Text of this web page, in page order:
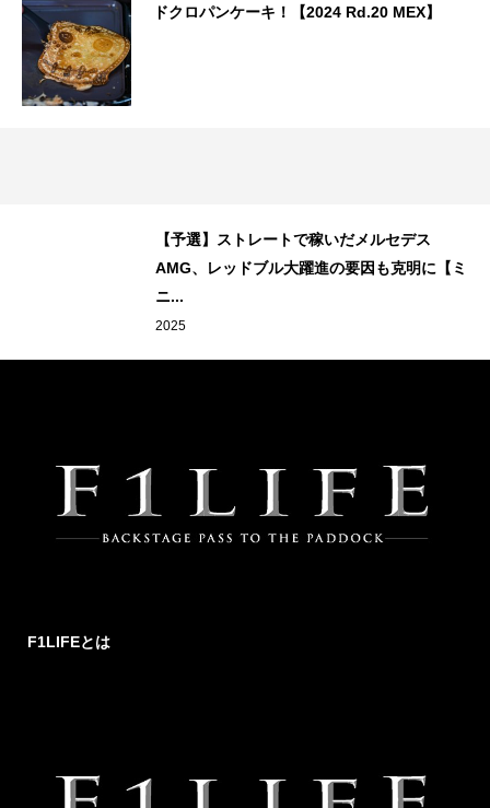
ドクロパンケーキ！【2024 Rd.20 MEX】
【予選】ストレートで稼いだメルセデス
AMG、レッドブル大躍進の要因も克明に【ミ
ニ...
2025
F1LIFEとは